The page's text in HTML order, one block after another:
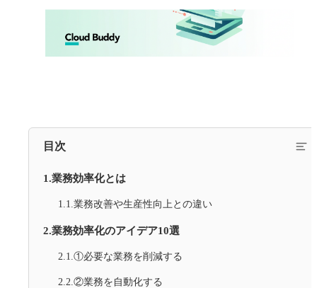
目次
1.業務効率化とは
1.1.業務改善や生産性向上との違い
2.業務効率化のアイデア10選
2.1.①必要な業務を削減する
2.2.②業務を自動化する